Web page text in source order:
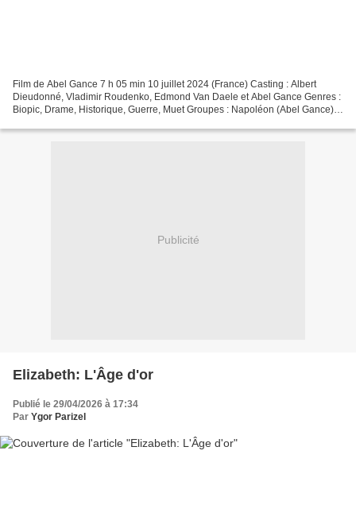
Film de Abel Gance 7 h 05 min 10 juillet 2024 (France) Casting : Albert
Dieudonné, Vladimir Roudenko, Edmond Van Daele et Abel Gance Genres :
Biopic, Drame, Historique, Guerre, Muet Groupes : Napoléon (Abel Gance),
Publicité
Elizabeth: L'Âge d'or
Publié le 29/04/2026 à 17:34
Par Ygor Parizel